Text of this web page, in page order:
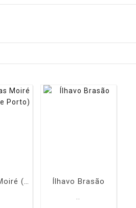
Kit 8 fitas Moiré (Coimbra e Porto) Ílhavo Brasão